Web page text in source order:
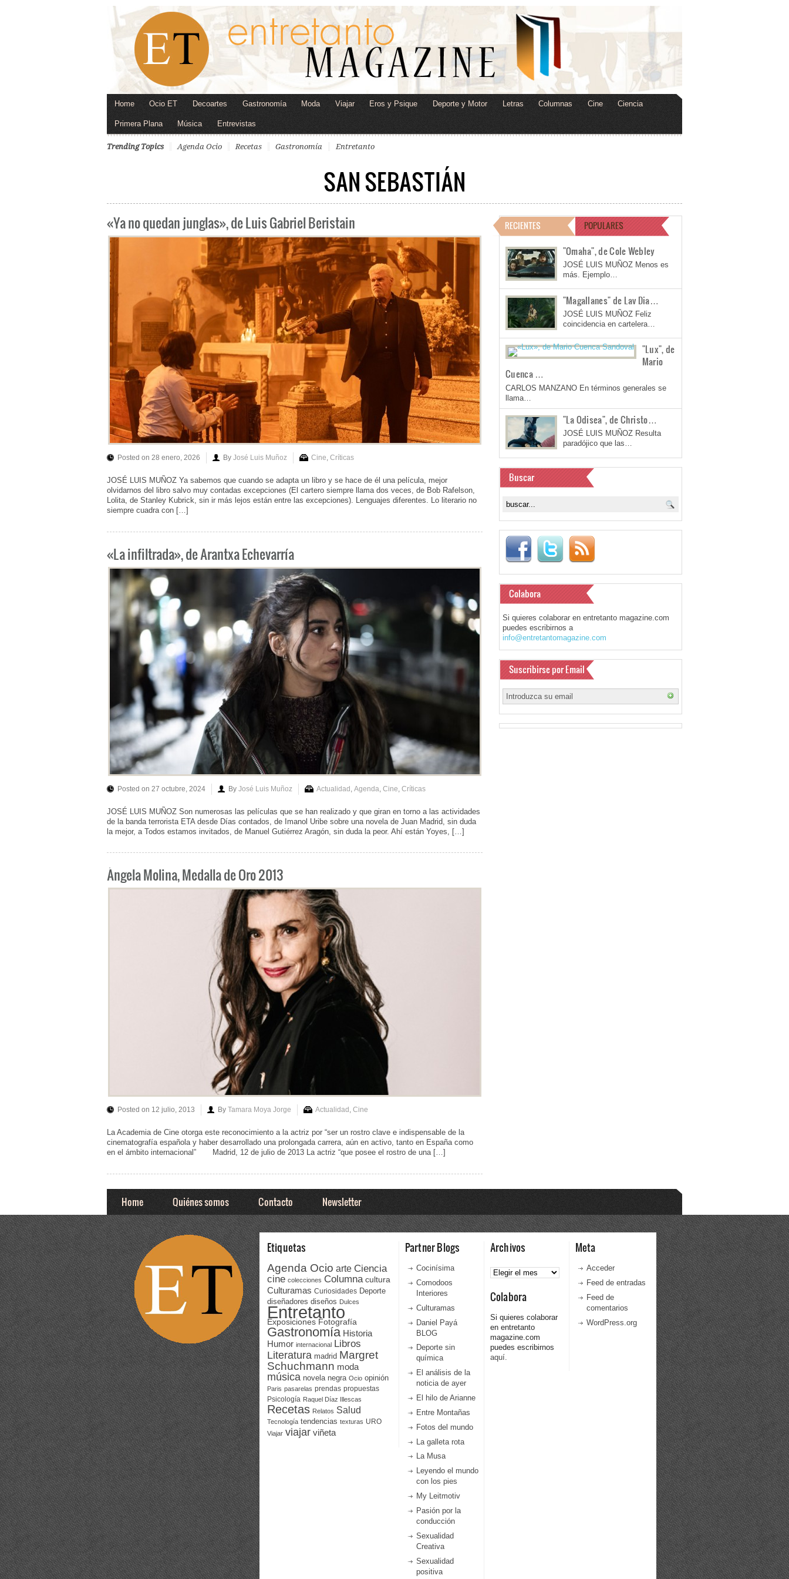
Home Ocio ET Decoartes Gastronomía Moda Viajar Eros y Psique Deporte y Motor Letras Columnas Cine Ciencia
Primera Plana Música Entrevistas
Trending Topics Agenda Ocio Recetas Gastronomía Entretanto
SAN SEBASTIÁN
«Ya no quedan junglas», de Luis Gabriel Beristain
Posted on 28 enero, 2026 By José Luis Muñoz Cine Críticas
JOSÉ LUIS MUÑOZ Ya sabemos que cuando se adapta un libro y se hace de él una película, mejor
olvidarnos del libro salvo muy contadas excepciones (El cartero siempre llama dos veces, de Bob Rafelson,
Lolita, de Stanley Kubrick, sin ir más lejos están entre las excepciones). Lenguajes diferentes. Lo literario no
siempre cuadra con […]
«La infiltrada», de Arantxa Echevarría
Posted on 27 octubre, 2024 By José Luis Muñoz Actualidad Agenda Cine Críticas
JOSÉ LUIS MUÑOZ Son numerosas las películas que se han realizado y que giran en torno a las actividades
de la banda terrorista ETA desde Días contados, de Imanol Uribe sobre una novela de Juan Madrid, sin duda
la mejor, a Todos estamos invitados, de Manuel Gutiérrez Aragón, sin duda la peor. Ahí están Yoyes, […]
Ángela Molina, Medalla de Oro 2013
Posted on 12 julio, 2013 By Tamara Moya Jorge Actualidad , Cine
La Academia de Cine otorga este reconocimiento a la actriz por “ser un rostro clave e indispensable de la
cinematografía española y haber desarrollado una prolongada carrera, aún en activo, tanto en España como
en el ámbito internacional” Madrid, 12 de julio de 2013 La actriz “que posee el rostro de una […]
RECIENTES POPULARES
"Omaha", de Cole Webley
JOSÉ LUIS MUÑOZ Menos es
más. Ejemplo…
"Magallanes" de Lav Dia…
JOSÉ LUIS MUÑOZ Feliz
coincidencia en cartelera…
"Lux", de
Mario
Cuenca …
CARLOS MANZANO En términos generales se
llama…
"La Odisea", de Christo…
JOSÉ LUIS MUÑOZ Resulta
paradójico que las…
Buscar
Colabora
Si quieres colaborar en entretanto magazine.com
puedes escribirnos a
info@entretantomagazine.com
Suscribirse por Email
Home Quiénes somos Contacto Newsletter
Etiquetas
Agenda Ocio arte Ciencia
cine colecciones Columna cultura
Culturamas Curiosidades Deporte
diseñadores diseños Dulces
Entretanto
Exposiciones Fotografía
Gastronomía Historia
Humor internacional Libros
Literatura madrid Margret
Schuchmann moda
música novela negra Ocio opinión
Paris pasarelas prendas propuestas
Psicología Raquel Díaz Illescas
Recetas Relatos Salud
Tecnología tendencias texturas URO
Viajar viajar viñeta
Partner Blogs
Cocinísima
Comodoos
Interiores
Culturamas
Daniel Payá
BLOG
Deporte sin
química
El análisis de la
noticia de ayer
El hilo de Arianne
Entre Montañas
Fotos del mundo
La galleta rota
La Musa
Leyendo el mundo
con los pies
My Leitmotiv
Pasión por la
conducción
Sexualidad
Creativa
Sexualidad
positiva
Archivos
Archivos
Colabora
Si quieres colaborar
en entretanto
magazine.com
puedes escribirnos
aquí.
Meta
Acceder
Feed de entradas
Feed de
comentarios
WordPress.org